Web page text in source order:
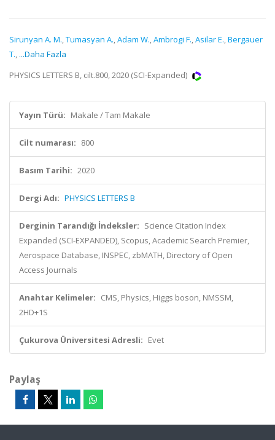
Sirunyan A. M.,Tumasyan A.,Adam W.,Ambrogi F.,Asilar E.,Bergauer
T., ...Daha Fazla
PHYSICS LETTERS B, cilt.800, 2020 (SCI-Expanded)
Yayın Türü: Makale / Tam Makale
Cilt numarası: 800
Basım Tarihi: 2020
Dergi Adı: PHYSICS LETTERS B
Derginin Tarandığı İndeksler: Science Citation Index
Expanded (SCI-EXPANDED), Scopus, Academic Search Premier,
Aerospace Database, INSPEC, zbMATH, Directory of Open
Access Journals
Anahtar Kelimeler: CMS, Physics, Higgs boson, NMSSM,
2HD+1S
Çukurova Üniversitesi Adresli: Evet
Paylaş